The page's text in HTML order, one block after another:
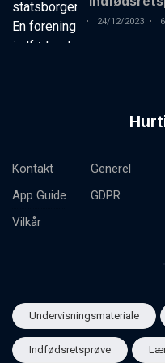
24/12/2023
Kontakt
App Guide
Vilkår
Generel
GDPR
Undervisningsmateriale
Indfødsretsprøve